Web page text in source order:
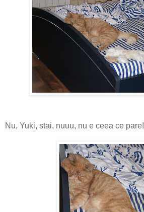
Nu, Yuki, stai, nuuu, nu e ceea ce pare!